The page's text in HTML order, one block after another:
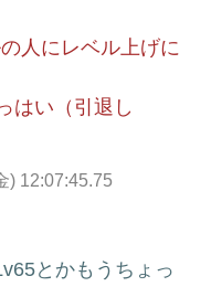
人にレベル上げに
はい（引退し
) 12:07:45.75
とかもうちょっ